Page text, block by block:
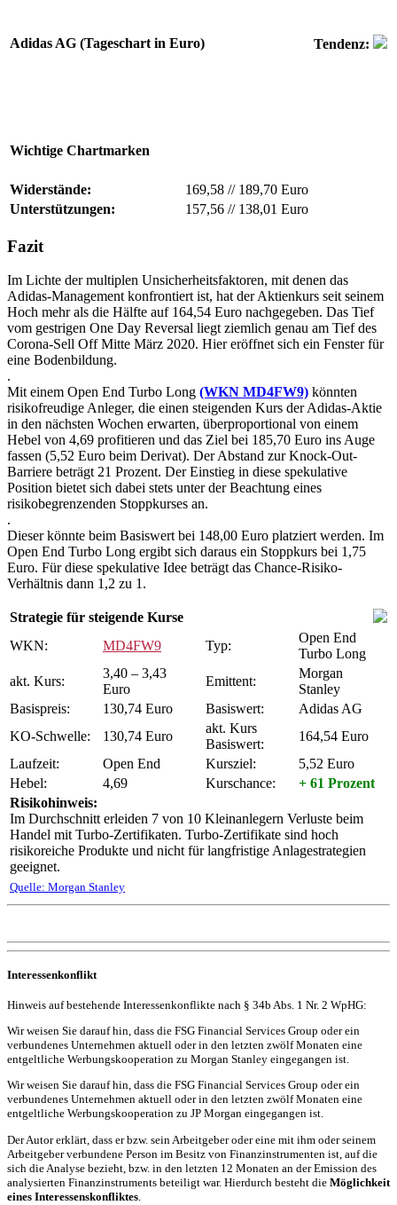
Adidas AG (Tageschart in Euro) Tendenz:
Wichtige Chartmarken
Widerstände: 169,58 //189,70 Euro
Unterstützungen:
157,56 //138,01 Euro
Fazit
Im Lichte der multiplen Unsicherheitsfaktoren, mit denen das
Adidas-Management konfrontiert ist, hat der Aktienkurs seit seinem
Hoch mehr als die Hälfte auf 164,54 Euro nachgegeben. Das Tief
vom gestrigen One Day Reversal liegt ziemlich genau am Tief des
Corona-Sell Off Mitte März 2020. Hier eröffnet sich ein Fenster für
eine Bodenbildung.
.
Mit einem Open End Turbo Long (WKN MD4FW9) könnten
risikofreudige Anleger, die einen steigenden Kurs der Adidas-Aktie
in den nächsten Wochen erwarten, überproportional von einem
Hebel von 4,69 profitieren und das Ziel bei 185,70 Euro ins Auge
fassen (5,52 Euro beim Derivat). Der Abstand zur Knock-Out-
Barriere beträgt 21 Prozent. Der Einstieg in diese spekulative
Position bietet sich dabei stets unter der Beachtung eines
risikobegrenzenden Stoppkurses an.
.
Dieser könnte beim Basiswert bei 148,00 Euro platziert werden. Im
Open End Turbo Long ergibt sich daraus ein Stoppkurs bei 1,75
Euro. Für diese spekulative Idee beträgt das Chance-Risiko-
Verhältnis dann 1,2 zu 1.
Strategie für steigende Kurse
WKN:
MD4FW9 Typ:
Open End
Turbo Long
akt. Kurs:
3,40 – 3,43
Euro
Emittent:
Morgan
Stanley
Basispreis:
130,74 Euro Basiswert:
Adidas AG
KO-Schwelle:
130,74 Euro
akt. Kurs
Basiswert:
164,54 Euro
Laufzeit:
Open End Kursziel:
5,52 Euro
Hebel:
4,69 Kurschance:
+ 61 Prozent
Risikohinweis:
Im Durchschnitt erleiden 7 von 10 Kleinanlegern Verluste beim
Handel mit Turbo-Zertifikaten. Turbo-Zertifikate sind hoch
risikoreiche Produkte und nicht für langfristige Anlagestrategien
geeignet.
Quelle: Morgan Stanley
Interessenkonflikt
Hinweis auf bestehende Interessenkonflikte nach § 34b Abs. 1 Nr. 2 WpHG:
Wir weisen Sie darauf hin, dass die FSG Financial Services Group oder ein
verbundenes Unternehmen aktuell oder in den letzten zwölf Monaten eine
entgeltliche Werbungskooperation zu Morgan Stanley eingegangen ist.
Wir weisen Sie darauf hin, dass die FSG Financial Services Group oder ein
verbundenes Unternehmen aktuell oder in den letzten zwölf Monaten eine
entgeltliche Werbungskooperation zu JP Morgan eingegangen ist.
Der Autor erklärt, dass er bzw. sein Arbeitgeber oder eine mit ihm oder seinem
Arbeitgeber verbundene Person im Besitz von Finanzinstrumenten ist, auf die
sich die Analyse bezieht, bzw. in den letzten 12 Monaten an der Emission des
analysierten Finanzinstruments beteiligt war. Hierdurch besteht die Möglichkeit
eines Interessenskonfliktes